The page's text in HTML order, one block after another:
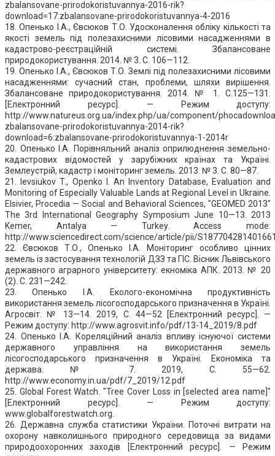
zbalansovane-prirodokoristuvannya-2016-rik?
download=17:zbalansovane-prirodokoristuvannya-4-2016
18. Опенько І.А., Євсюков Т.О. Удосконалення обліку кількості та
якості земель під полезахисними лісовими насадженнями в
кадастрово-реєстраційній системі. Збалансоване
природокористування. 2014. № 3. С. 106—112.
19. Опенько І.А., Євсюков Т.О. Землі під полезахисними лісовими
насадженнями: сучасний стан, проблеми, шляхи вирішення.
Збалансоване природокористування. 2014. № 1. С.125—131.
[Електронний ресурс]. — Режим доступу:
http://www.natureus.org.ua/index.php/ua/component/
zbalansovane-prirodokoristuvannya-2014-rik?
download=6:zbalansovane-prirodokoristuvannya-1-2014r
20. Опенько І.А. Порівняльний аналіз оприлюднення земельно-
кадастрових відомостей у зарубіжних країнах та Україні.
Землеустрій, кадастр і моніторинг земель. 2013. № 3. С. 80—87.
21. Ievsiukov T., Openko I. An Inventory Database, Evaluation and
Monitoring of Especially Valuable Lands at Regional Level in Ukraine.
Elsivier, Procedia — Social and Behavioral Sciences, "GEOMED 2013"
The 3rd International Geography Symposium June 10—13. 2013
Kemer, Antalya — Turkey. Access mode:
http://www.sciencedirect.com/science/article/pii/
22. Євсюков Т.О., Опенько І.А. Моніторинг особливо цінних
земель із застосування технологій ДЗЗ та ГІС. Вісник Львівського
державного аграрного університету: екноміка АПК. 2013. № 20
(2). С. 231—242.
23. Опенько І.А. Еколого-економічна продуктивність
використання земель лісогосподарського призначення в Україні.
Агросвіт. № 13—14. 2019, С. 44—52 [Електронний ресурс]. —
Режим доступу: http://www.agrosvit.info/pdf/13-14_2019/8.pdf
24. Опенько І.А. Кореляційний аналіз впливу існуючої системи
державного управління на використання земель
лісогосподарського призначення в Україні. Економіка та
держава. № 7. 2019, С. 55—62.
http://www.economy.in.ua/pdf/7_2019/12.pdf
25. Global Forest Watch. "Tree Cover Loss in [selected area name]"
[Електронний ресурс]. — Режим доступу:
www.globalforestwatch.org.
26. Державна служба статистики України. Поточні витрати на
охорону навколишнього природного середовища за видами
природоохоронних заходів [Електронний ресурс]. — Режим